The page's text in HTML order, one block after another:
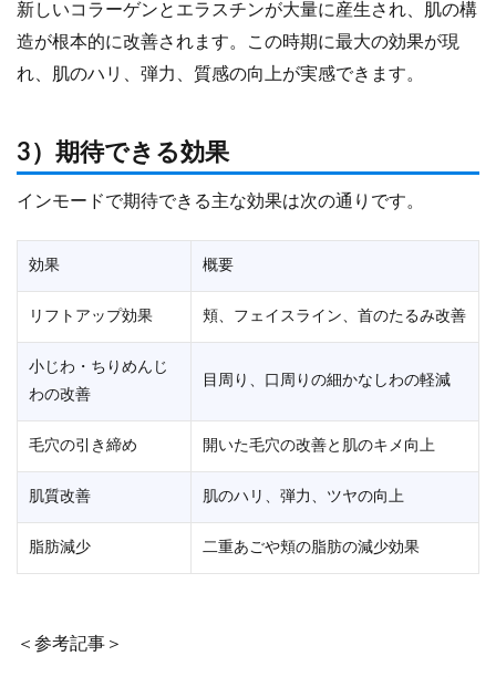
新しいコラーゲンとエラスチンが大量に産生され、肌の構
造が根本的に改善されます。この時期に最大の効果が現
れ、肌のハリ、弾力、質感の向上が実感できます。
3）期待できる効果
インモードで期待できる主な効果は次の通りです。
効果 概要
リフトアップ効果 頬、フェイスライン、首のたるみ改善
小じわ・ちりめんじ
わの改善
目周り、口周りの細かなしわの軽減
毛穴の引き締め 開いた毛穴の改善と肌のキメ向上
肌質改善 肌のハリ、弾力、ツヤの向上
脂肪減少 二重あごや頬の脂肪の減少効果
＜参考記事＞